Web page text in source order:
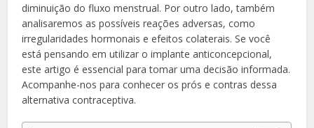
diminuição do fluxo menstrual. Por outro lado, também
analisaremos as possíveis reações adversas, como
irregularidades hormonais e efeitos colaterais. Se você
está pensando em utilizar o implante anticoncepcional,
este artigo é essencial para tomar uma decisão informada.
Acompanhe-nos para conhecer os prós e contras dessa
alternativa contraceptiva.